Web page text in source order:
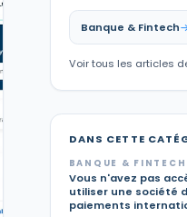
Banque & Fintech
Voir tous les articles
DANS CETTE
BANQUE & FINTECH
Vous n'avez pas
utiliser une société
paiements